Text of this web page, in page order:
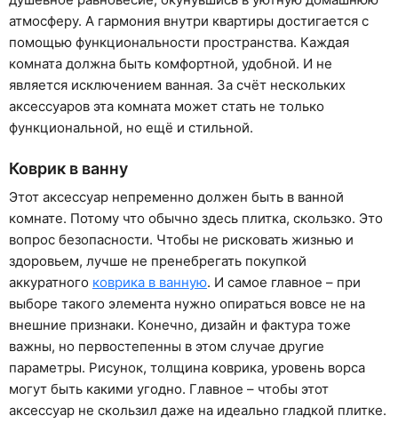
атмосферу. А гармония внутри квартиры достигается с
помощью функциональности пространства. Каждая
комната должна быть комфортной, удобной. И не
является исключением ванная. За счёт нескольких
аксессуаров эта комната может стать не только
функциональной, но ещё и стильной.
Коврик в ванну
Этот аксессуар непременно должен быть в ванной
комнате. Потому что обычно здесь плитка, скользко. Это
вопрос безопасности. Чтобы не рисковать жизнью и
здоровьем, лучше не пренебрегать покупкой
аккуратного коврика в ванную. И самое главное – при
выборе такого элемента нужно опираться вовсе не на
внешние признаки. Конечно, дизайн и фактура тоже
важны, но первостепенны в этом случае другие
параметры. Рисунок, толщина коврика, уровень ворса
могут быть какими угодно. Главное – чтобы этот
аксессуар не скользил даже на идеально гладкой плитке.